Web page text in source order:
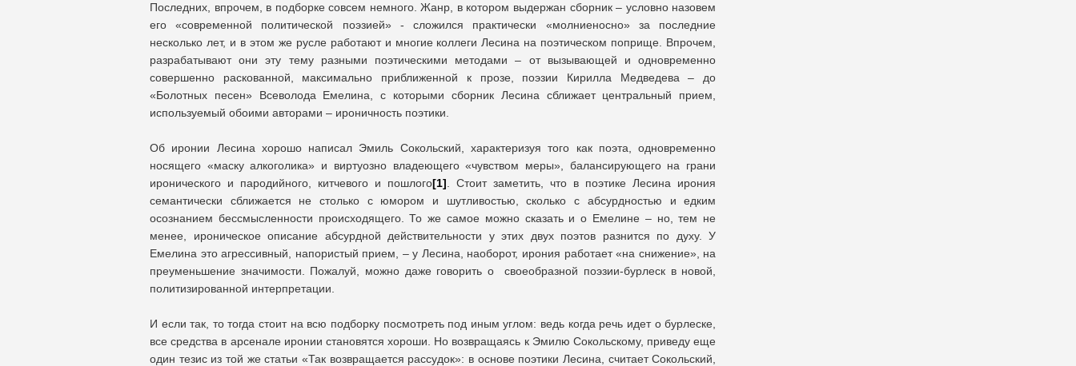
Последних, впрочем, в подборке совсем немного. Жанр, в котором выдержан сборник – условно назовем
его «современной политической поэзией» - сложился практически «молниеносно» за последние
несколько лет, и в этом же русле работают и многие коллеги Лесина на поэтическом поприще. Впрочем,
разрабатывают они эту тему разными поэтическими методами – от вызывающей и одновременно
совершенно раскованной, максимально приближенной к прозе, поэзии Кирилла Медведева – до
«Болотных песен» Всеволода Емелина, с которыми сборник Лесина сближает центральный прием,
используемый обоими авторами – ироничность поэтики.
Об иронии Лесина хорошо написал Эмиль Сокольский, характеризуя того как поэта, одновременно
носящего «маску алкоголика» и виртуозно владеющего «чувством меры», балансирующего на грани
иронического и пародийного, китчевого и пошлого[1] . Стоит заметить, что в поэтике Лесина ирония
семантически сближается не столько с юмором и шутливостью, сколько с абсурдностью и едким
осознанием бессмысленности происходящего. То же самое можно сказать и о Емелине – но, тем не
менее, ироническое описание абсурдной действительности у этих двух поэтов разнится по духу. У
Емелина это агрессивный, напористый прием, – у Лесина, наоборот, ирония работает «на снижение», на
преуменьшение значимости. Пожалуй, можно даже говорить о своеобразной поэзии-бурлеск в новой,
политизированной интерпретации.
И если так, то тогда стоит на всю подборку посмотреть под иным углом: ведь когда речь идет о бурлеске,
все средства в арсенале иронии становятся хороши. Но возвращаясь к Эмилю Сокольскому, приведу еще
один тезис из той же статьи «Так возвращается рассудок»: в основе поэтики Лесина, считает Сокольский,